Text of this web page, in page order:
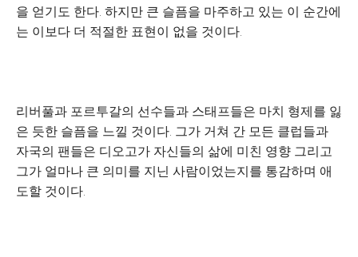
을 얻기도 한다. 하지만 큰 슬픔을 마주하고 있는 이 순간에
는 이보다 더 적절한 표현이 없을 것이다.
리버풀과 포르투갈의 선수들과 스태프들은 마치 형제를 잃
은 듯한 슬픔을 느낄 것이다. 그가 거쳐 간 모든 클럽들과
자국의 팬들은 디오고가 자신들의 삶에 미친 영향 그리고
그가 얼마나 큰 의미를 지닌 사람이었는지를 통감하며 애
도할 것이다.